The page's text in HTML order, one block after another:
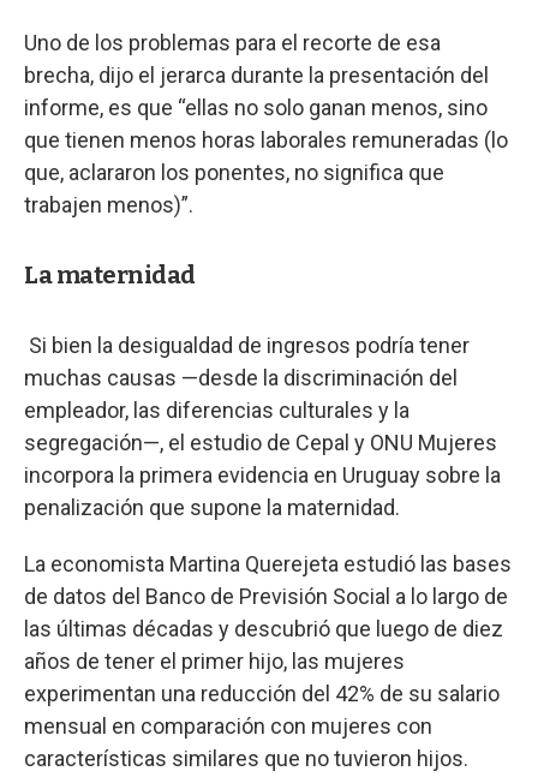
Uno de los problemas para el recorte de esa
brecha, dijo el jerarca durante la presentación del
informe, es que “ellas no solo ganan menos, sino
que tienen menos horas laborales remuneradas (lo
que, aclararon los ponentes, no significa que
trabajen menos)”.
La maternidad
Si bien la desigualdad de ingresos podría tener
muchas causas —desde la discriminación del
empleador, las diferencias culturales y la
segregación—, el estudio de Cepal y ONU Mujeres
incorpora la primera evidencia en Uruguay sobre la
penalización que supone la maternidad.
La economista Martina Querejeta estudió las bases
de datos del Banco de Previsión Social a lo largo de
las últimas décadas y descubrió que luego de diez
años de tener el primer hijo, las mujeres
experimentan una reducción del 42% de su salario
mensual en comparación con mujeres con
características similares que no tuvieron hijos.